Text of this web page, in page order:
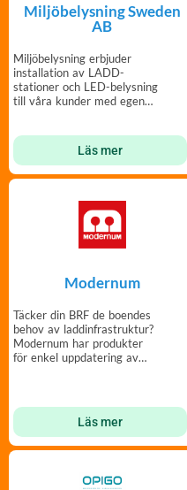
Miljöbelysning Sweden
AB
Miljöbelysning erbjuder
installation av LADD-
stationer och LED-belysning
till våra kunder med egen
Läs mer
Modernum
Täcker din BRF de boendes
behov av laddinfrastruktur?
Modernum har produkter
för enkel uppdatering av
Läs mer